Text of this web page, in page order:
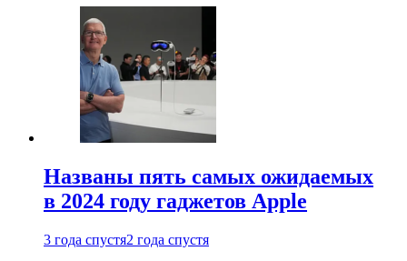
Названы пять самых ожидаемых
в 2024 году гаджетов Apple
3 года спустя2 года спустя